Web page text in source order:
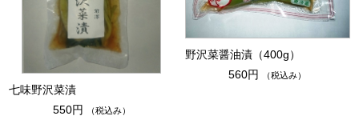
七味野沢菜漬
550円
（税込み）
野沢菜醤油漬（400g）
560円
（税込み）